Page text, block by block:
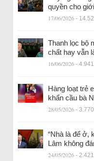
quyền cho
17/06/2026 -
Thanh lọc bộ
chất hay vẫn
16/06/2026 -
Hàng loạt trẻ
khẩn cầu bà
28/05/2026 -
“Nhà là để ở,
Lâm không
24/05/2026 -